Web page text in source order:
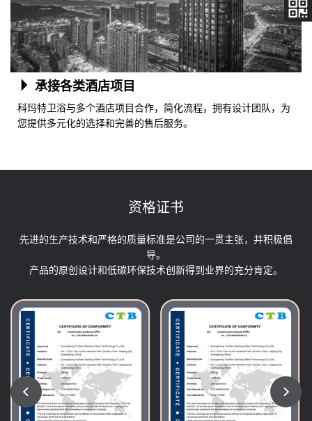
承接各类酒店项目
科玛特卫浴与多个酒店项目合作，简化流程，拥有设计团队，为
您提供多元化的选择和完善的售后服务。
资格证书
先进的生产技术和严格的质量标准是公司的一贯主张，并积极倡
导。
产品的原创设计和低碳环保技术创新得到业界的充分肯定。